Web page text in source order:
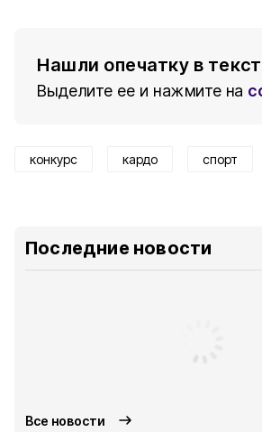
Нашли опечатку в
Выделите ее и нажмите на
конкурс кардо спорт
Последние новости
Все новости